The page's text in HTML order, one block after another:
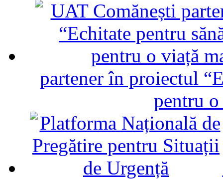
partener în proiectul
pentru